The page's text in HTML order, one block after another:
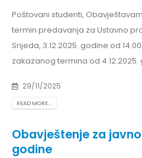
Poštovani studenti,
termin predavanja za Ustavno
Srijeda, 3.12.2025. godine od
zakazanog termina od
29/11/2025
READ MORE...
Obavještenje za
godine